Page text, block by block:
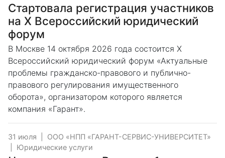
Стартовала регистрация участников
на X Всероссийский юридический
форум
В Москве 14 октября 2026 года состоится X
Всероссийский юридический форум «Актуальные
проблемы гражданско-правового и публично-
правового регулирования имущественного
оборота», организатором которого является
компания «Гарант».
31 июля
ООО «НПП «ГАРАНТ-СЕРВИС-УНИВЕРСИТЕТ»
Юридические услуги